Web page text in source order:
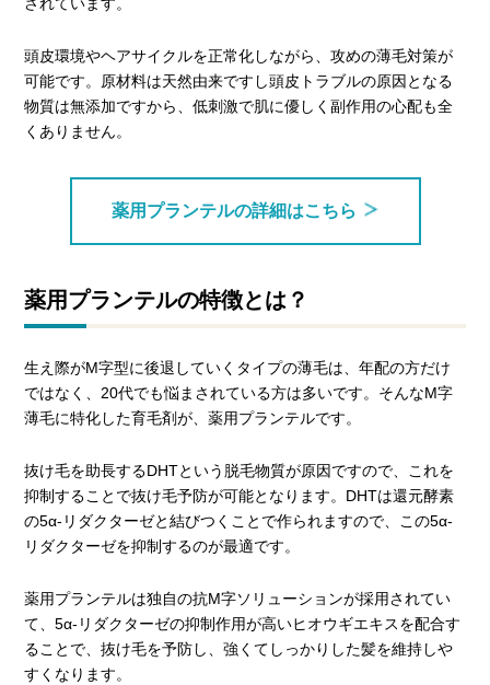
されています。
頭皮環境やヘアサイクルを正常化しながら、攻めの薄毛対策が
可能です。原材料は天然由来ですし頭皮トラブルの原因となる
物質は無添加ですから、低刺激で肌に優しく副作用の心配も全
くありません。
薬用プランテルの詳細はこちら
薬用プランテルの特徴とは？
生え際がM字型に後退していくタイプの薄毛は、年配の方だけ
ではなく、20代でも悩まされている方は多いです。そんなM字
薄毛に特化した育毛剤が、薬用プランテルです。
抜け毛を助長するDHTという脱毛物質が原因ですので、これを
抑制することで抜け毛予防が可能となります。DHTは還元酵素
の5α-リダクターゼと結びつくことで作られますので、この5α-
リダクターゼを抑制するのが最適です。
薬用プランテルは独自の抗M字ソリューションが採用されてい
て、5α-リダクターゼの抑制作用が高いヒオウギエキスを配合す
ることで、抜け毛を予防し、強くてしっかりした髪を維持しや
すくなります。